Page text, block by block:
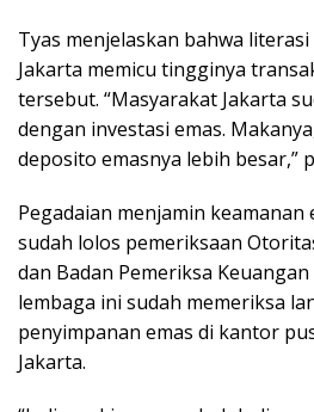
Tyas menjelaskan bahwa
Jakarta memicu tingginya
tersebut. “Masyarakat Jakarta
dengan investasi emas.
deposito emasnya lebih besar,”
Pegadaian menjamin keamanan
sudah lolos pemeriksaan
dan Badan Pemeriksa Keuangan
lembaga ini sudah memeriksa
penyimpanan emas di kantor
Jakarta.